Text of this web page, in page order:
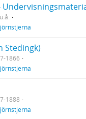
u.å.
Stedingk)
1866
1888